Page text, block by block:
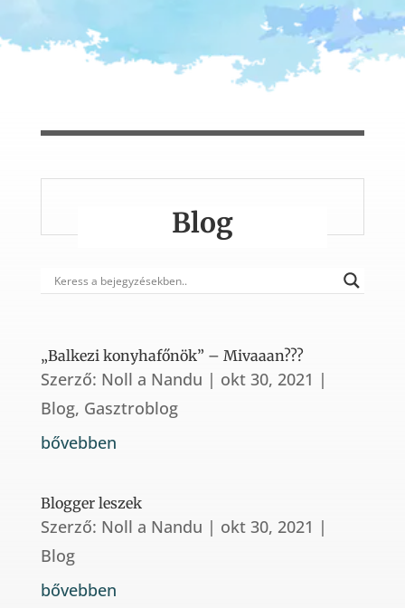
Blog
„Balkezi konyhafőnök” – Mivaaan???
Szerző: Noll a Nandu | okt 30, 2021 |
Blog, Gasztroblog
bővebben
Blogger leszek
Szerző: Noll a Nandu | okt 30, 2021 |
Blog
bővebben